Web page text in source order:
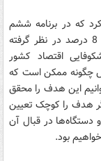
که در برنامه ششم
توسعه هدف‌گذاری برای رشد اقتصادی پایین تر از 8 درصد در نظر گرفته
اقتصاد کشور
چگونه ممکن است که
این هدف را محقق
هدف را کوچک تعیین
دستگاه‌ها در قبال آن
بود.